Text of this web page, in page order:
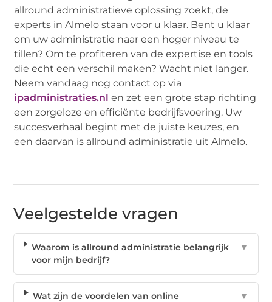
allround administratieve oplossing zoekt, de
experts in Almelo staan voor u klaar. Bent u klaar
om uw administratie naar een hoger niveau te
tillen? Om te profiteren van de expertise en tools
die echt een verschil maken? Wacht niet langer.
Neem vandaag nog contact op via
ipadministraties.nl en zet een grote stap richting
een zorgeloze en efficiënte bedrijfsvoering. Uw
succesverhaal begint met de juiste keuzes, en
een daarvan is allround administratie uit Almelo.
Veelgestelde vragen
Waarom is allround administratie belangrijk
voor mijn bedrijf?
▼
Wat zijn de voordelen van online
▼